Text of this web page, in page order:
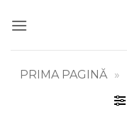
PRIMA PAGINĂ »